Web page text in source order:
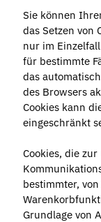
Sie können
das Setzen von
nur im
für bestimmte
das
des Browsers
Cookies kann
eingeschränkt
Cookies, die
bestimmter,
Grundlage von